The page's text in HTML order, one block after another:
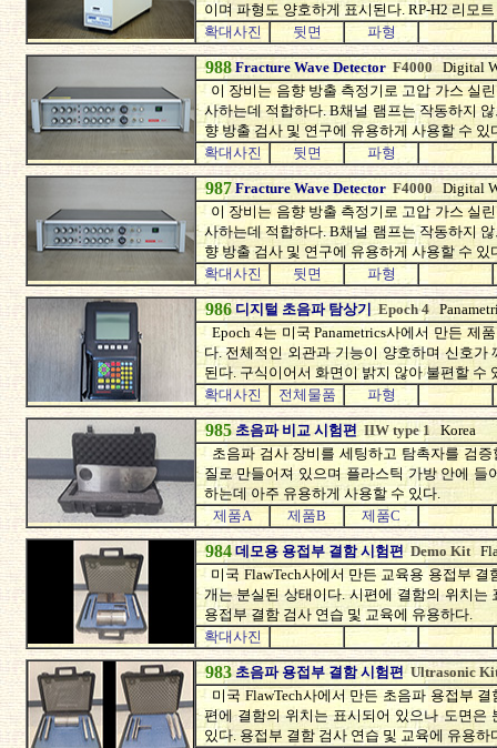
이며 파형도 양호하게 표시된다. RP-H2 리모
확대사진
뒷면 파형
988 Fracture Wave DetectorF4000 Digital
이 장비는 음향 방출 측정기로 고압 가스 실
사하는데 적합하다. B채널 램프는 작동하지
향 방출 검사 및 연구에 유용하게 사용할 수 있
확대사진
뒷면 파형
987 Fracture Wave DetectorF4000 Digital
이 장비는 음향 방출 측정기로 고압 가스 실
사하는데 적합하다. B채널 램프는 작동하지
향 방출 검사 및 연구에 유용하게 사용할 수 있
확대사진
뒷면 파형
986 디지털 초음파 탐상기Epoch 4
Epoch 4는 미국 Panametrics사에서 만든 제
다. 전체적인 외관과 기능이 양호하며 신호
된다. 구식이어서 화면이 밝지 않아 불편할 수
확대사진
전체물품 파형
985 초음파 비교 시험편 IIW type 1 Korea
초음파 검사 장비를 세팅하고 탐촉자를 검증
질로 만들어져 있으며 플라스틱 가방 안에
하는데 아주 유용하게 사용할 수 있다.
제품A
제품B 제품C
984 데모용 용접부 결함 시험편Demo Kit
미국 FlawTech사에서 만든 교육용 용접부 결
개는 분실된 상태이다. 시편에 결함의 위치
용접부 결함 검사 연습 및 교육에 유용하다.
확대사진
983 초음파 용접부 결함 시험편Ultrasonic
미국 FlawTech사에서 만든 초음파 용접부
편에 결함의 위치는 표시되어 있으나 도면은
있다. 용접부 결함 검사 연습 및 교육에 유용하